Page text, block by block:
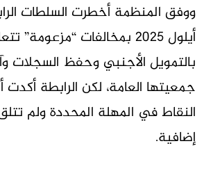
ووفق المنظمة أخطرت السلطات
أيلول 2025 بمخالفات
بالتمويل الأجنبي وحفظ السجلات
جمعيتها العامة، لكن الرابطة
النقاط في المهلة المحددة ولم
إضافية.